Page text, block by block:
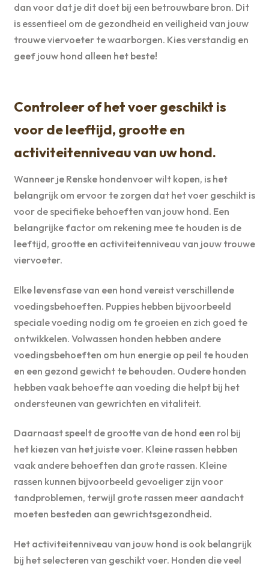
dan voor dat je dit doet bij een betrouwbare bron. Dit
is essentieel om de gezondheid en veiligheid van jouw
trouwe viervoeter te waarborgen. Kies verstandig en
geef jouw hond alleen het beste!
Controleer of het voer geschikt is
voor de leeftijd, grootte en
activiteitenniveau van uw hond.
Wanneer je Renske hondenvoer wilt kopen, is het
belangrijk om ervoor te zorgen dat het voer geschikt is
voor de specifieke behoeften van jouw hond. Een
belangrijke factor om rekening mee te houden is de
leeftijd, grootte en activiteitenniveau van jouw trouwe
viervoeter.
Elke levensfase van een hond vereist verschillende
voedingsbehoeften. Puppies hebben bijvoorbeeld
speciale voeding nodig om te groeien en zich goed te
ontwikkelen. Volwassen honden hebben andere
voedingsbehoeften om hun energie op peil te houden
en een gezond gewicht te behouden. Oudere honden
hebben vaak behoefte aan voeding die helpt bij het
ondersteunen van gewrichten en vitaliteit.
Daarnaast speelt de grootte van de hond een rol bij
het kiezen van het juiste voer. Kleine rassen hebben
vaak andere behoeften dan grote rassen. Kleine
rassen kunnen bijvoorbeeld gevoeliger zijn voor
tandproblemen, terwijl grote rassen meer aandacht
moeten besteden aan gewrichtsgezondheid.
Het activiteitenniveau van jouw hond is ook belangrijk
bij het selecteren van geschikt voer. Honden die veel